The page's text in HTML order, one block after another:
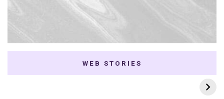
WEB STORIES
7 K-dramas Enemies
to Lovers
Thai Dramas com
First e Khaotung